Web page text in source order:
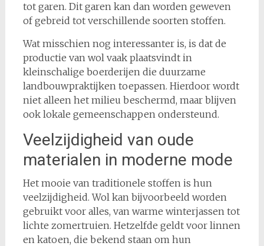
tot garen. Dit garen kan dan worden geweven
of gebreid tot verschillende soorten stoffen.
Wat misschien nog interessanter is, is dat de
productie van wol vaak plaatsvindt in
kleinschalige boerderijen die duurzame
landbouwpraktijken toepassen. Hierdoor wordt
niet alleen het milieu beschermd, maar blijven
ook lokale gemeenschappen ondersteund.
Veelzijdigheid van oude
materialen in moderne mode
Het mooie van traditionele stoffen is hun
veelzijdigheid. Wol kan bijvoorbeeld worden
gebruikt voor alles, van warme winterjassen tot
lichte zomertruien. Hetzelfde geldt voor linnen
en katoen, die bekend staan om hun